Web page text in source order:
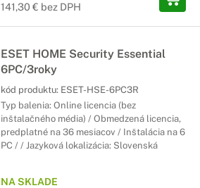
141,30 € bez DPH
ESET HOME Security Essential
6PC/3roky
kód produktu: ESET-HSE-6PC3R
Typ balenia: Online licencia (bez
inštalačného média) / Obmedzená licencia,
predplatné na 36 mesiacov / Inštalácia na 6
PC / / Jazyková lokalizácia: Slovenská
NA SKLADE